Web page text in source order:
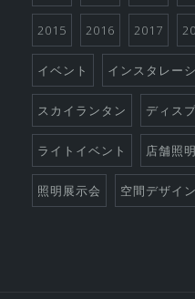
2015 2016 2017
イベント インスタレー
スカイランタン ディス
ライトイベント 店舗照明
照明展示会 空間デザイン